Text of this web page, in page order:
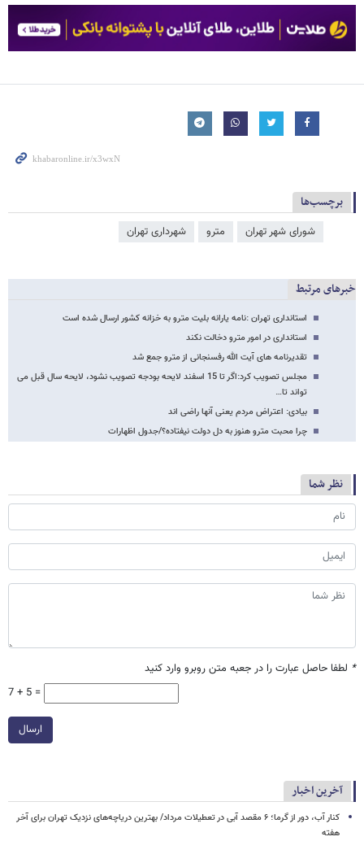
برچسب‌ها
شورای شهر تهران مترو شهرداری تهران
خبرهای مرتبط
استانداری تهران :نامه یارانه بلیت مترو به خزانه کشور ارسال شده است
استانداری در امور مترو دخالت نکند
تقدیرنامه های آیت الله رفسنجانی از مترو جمع شد
مجلس تصویب کرد:اگر تا 15 اسفند لایحه بودجه تصویب نشود، لایحه سال قبل می
تواند تا…
بیادی: اعتراض مردم یعنی آنها راضی اند
چرا محبت مترو هنوز به دل دولت نیفتاده؟/جدول اظهارات
نظر شما
* لطفا حاصل عبارت را در جعبه متن روبرو وارد کنید
7 + 5 =
ارسال
آخرین اخبار
کنار آب، دور از گرما؛ ۶ مقصد آبی در تعطیلات مرداد/ بهترین دریاچه‌های نزدیک تهران برای آخر
هفته